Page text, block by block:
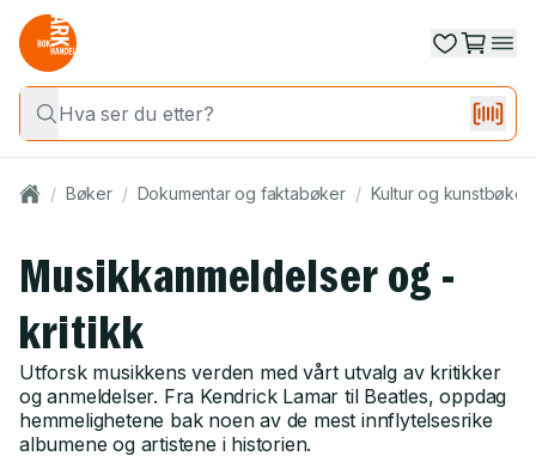
/ Bøker / Dokumentar og faktabøker / Kultur og kunstbøker
Musikkanmeldelser og -
kritikk
Utforsk musikkens verden med vårt utvalg av kritikker
og anmeldelser. Fra Kendrick Lamar til Beatles, oppdag
hemmelighetene bak noen av de mest innflytelsesrike
albumene og artistene i historien.